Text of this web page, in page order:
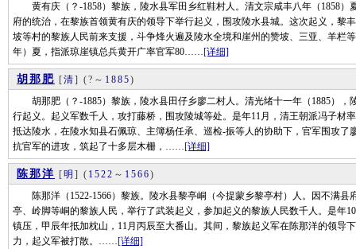
黄有庆（？-1858）黎族，陵水县军田乡红鞋村人。清文宗咸丰八年（1858）
府的统治，在黎族首领黄有庆的领导下举行起义，围攻陵水县城。这次起义，黎
坡等村的黎族人民前来支援，斗争烽火遍及陵水全境和崖州的赞坡、三亚、羊栏
年）夏，指派琼崖镇总兵黄开广率官军80……[详细]
胡那肥 [清] (?～ 1885)
胡那肥（？-1885）黎族，陵水县田仔乡廖二村人。清光绪十一年（1885），
行起义。起义军数千人，攻打藤桥，围攻陵城等处。是年11月，清王朝派冯子材
抵达陵水，在陵水知县石佩琼、主簿杨任承、巡检-振等人的协助下，官军围攻
抗官军的进攻，筑起了十多层木栅，……[详细]
陈那洋 [明 ] ( 1522 ～ 1566)
陈那洋（1522-1566）黎族。陵水县黎亭峒（今提蒙乡黎亭村）人。因不满县
亭、岭脚等峒的黎族人民，举行了武装起义，参加起义的黎族人民数千人。是年
镇压，甲辰年抵加枕山，11月丙辰至大番山。其间，黎族起义军在陈那洋的领导
力，起义军被打散。……[详细]